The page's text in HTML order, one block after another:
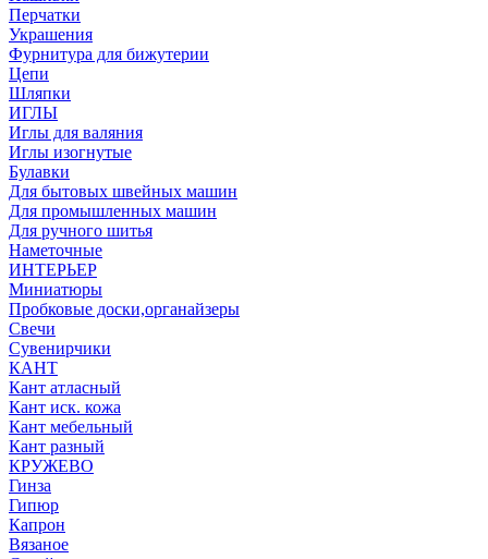
Перчатки
Украшения
Фурнитура для бижутерии
Цепи
Шляпки
ИГЛЫ
Иглы для валяния
Иглы изогнутые
Булавки
Для бытовых швейных машин
Для промышленных машин
Для ручного шитья
Наметочные
ИНТЕРЬЕР
Миниатюры
Пробковые доски,органайзеры
Свечи
Сувенирчики
КАНТ
Кант атласный
Кант иск. кожа
Кант мебельный
Кант разный
КРУЖЕВО
Гинза
Гипюр
Капрон
Вязаное